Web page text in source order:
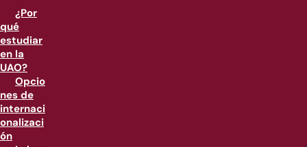
¿Por
qué
estudiar
en la
UAO?
Opcio
nes de
internaci
onalizaci
ón